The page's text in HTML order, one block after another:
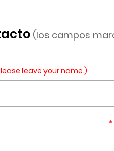
(los campos
leave your name.)